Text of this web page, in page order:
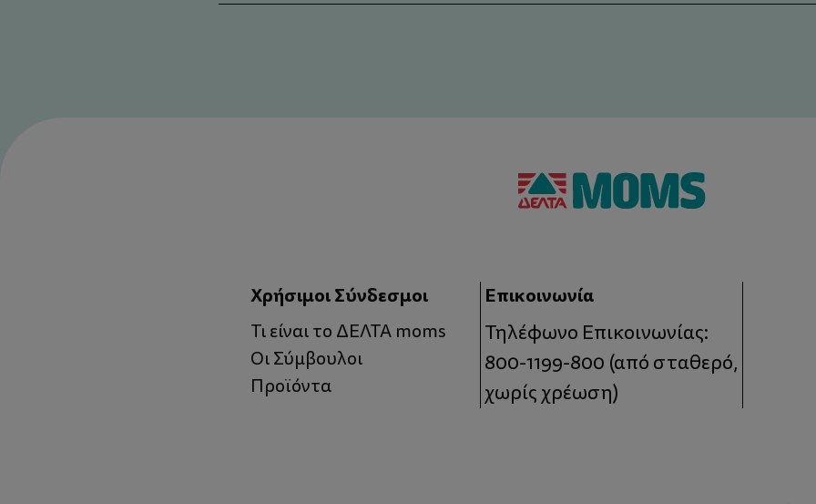
Χρήσιμοι Σύνδεσμοι
Τι είναι το ΔΕΛΤΑ moms
Οι Σύμβουλοι
Προϊόντα
Επικοινωνία
Τηλέφωνο Επικοινωνίας:
800-1199-800 (από σταθερό,
χωρίς χρέωση)